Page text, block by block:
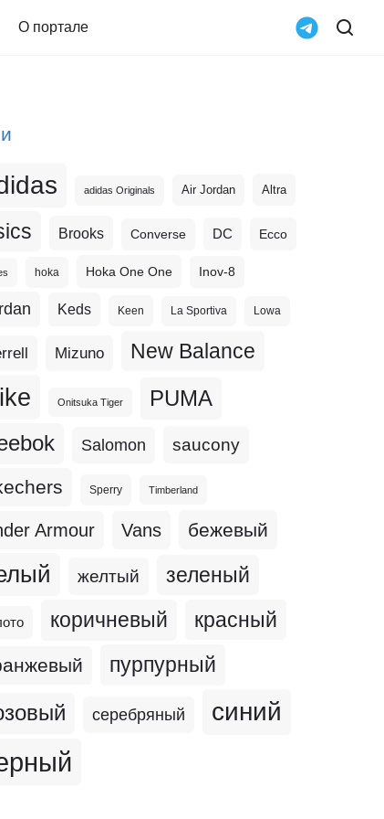
О портале
adidas Originals Air Jordan Altra
Brooks Converse DC Ecco
hoka Hoka One One Inov-8
Keds Keen La Sportiva Lowa
Mizuno New Balance
Onitsuka Tiger PUMA
Salomon saucony
Sperry Timberland
Armour Vans бежевый
желтый зеленый
коричневый красный
пурпурный
серебряный синий